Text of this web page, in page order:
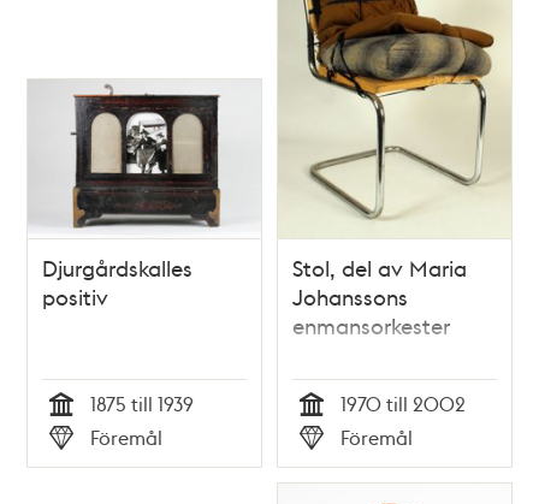
Djurgårdskalles
positiv
Tid
1875 till 1939
Typ
Föremål
Stol, del av Maria
Johanssons
enmansorkester
Tid
1970 till 2002
Typ
Föremål